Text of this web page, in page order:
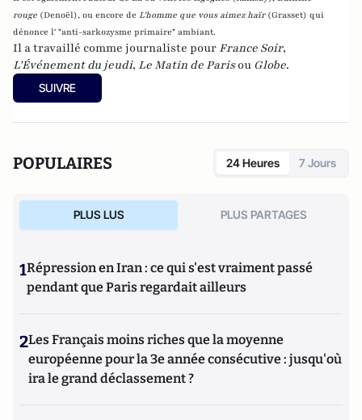
rouge (Denoël), ou encore de L'homme que vous aimez haïr (Grasset) qui
dénonce l' "anti-sarkozysme primaire" ambiant.
Il a travaillé comme journaliste pour France Soir,
L'Événement du jeudi, Le Matin de Parisou Globe.
SUIVRE
POPULAIRES 24 Heures 7 Jours
PLUS LUS PLUS PARTAGES
1Répression en Iran : ce qui s'est vraiment passé
pendant que Paris regardait ailleurs
2Les Français moins riches que la moyenne
européenne pour la 3e année consécutive : jusqu'où
ira le grand déclassement ?